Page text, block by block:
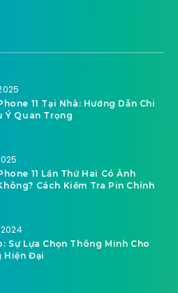
11 Tại Nhà: Hướng Dẫn Chi
Ý Quan Trọng
11 Lần Thứ Hai Có Ảnh
Cách Kiểm Tra Pin Chính
Sự Lựa Chọn Thông Minh Cho
Hiện Đại